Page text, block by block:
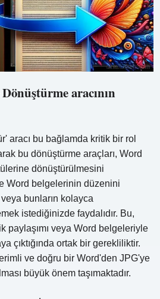
aracının
aracı bu bağlamda kritik bir rol
bu dönüştürme araçları, Word
dönüştürülmesini
Word belgelerinin düzenini
bunların kolayca
istediğinizde faydalıdır. Bu,
paylaşımı veya Word belgeleriyle
çıktığında ortak bir gerekliliktir.
ve doğru bir Word'den JPG'ye
büyük önem taşımaktadır.